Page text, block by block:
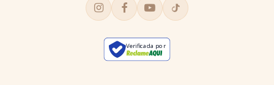
Verificada por